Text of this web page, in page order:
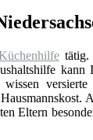
tätig.
versierte
Eltern